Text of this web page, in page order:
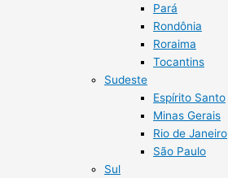
Pará
Rondônia
Roraima
Tocantins
Sudeste
Espírito Santo
Minas Gerais
Rio de Janeiro
São Paulo
Sul